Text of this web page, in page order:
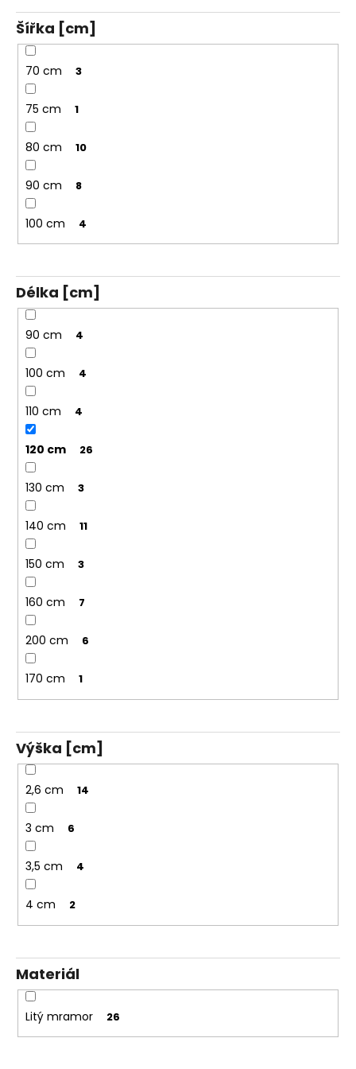
Šířka [cm]
70 cm 3
75 cm 1
80 cm 10
90 cm 8
100 cm 4
Délka [cm]
90 cm 4
100 cm 4
110 cm 4
120 cm 26
130 cm 3
140 cm 11
150 cm 3
160 cm 7
200 cm 6
170 cm 1
Výška [cm]
2,6 cm 14
3 cm 6
3,5 cm 4
4 cm 2
Materiál
Litý mramor 26